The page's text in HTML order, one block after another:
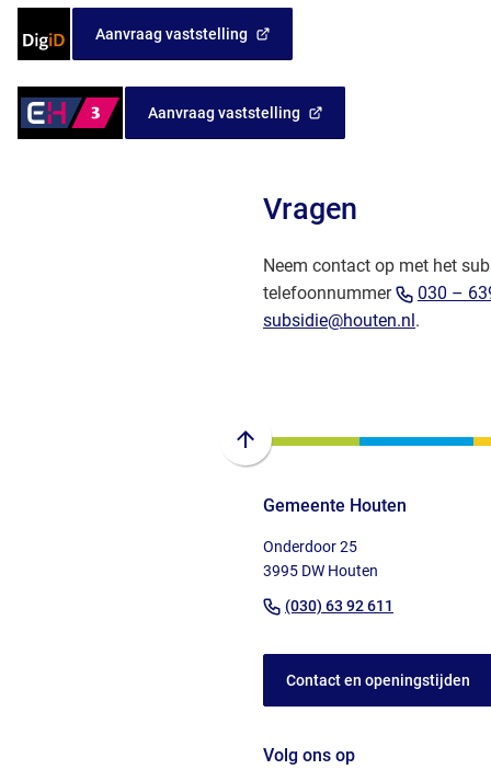
met
Aanvraag vaststelling
(Verwijst
externe
website)
Inloggen
met
Aanvraag vaststelling
(Verwijst
Vragen
Neem contact op met het
telefoonnummer
030 –
subsidie@houten.nl (Verwijst
.
Scroll
boven
het
van
paginainhoud
Gemeente Houten
Onderdoor 25
3995 DW Houten
(030) 63 92 611
een
Contact en openingstijden
Volg ons op